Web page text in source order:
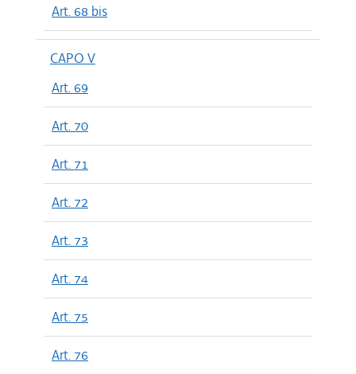
Art. 68 bis
CAPO V
Art. 69
Art. 70
Art. 71
Art. 72
Art. 73
Art. 74
Art. 75
Art. 76